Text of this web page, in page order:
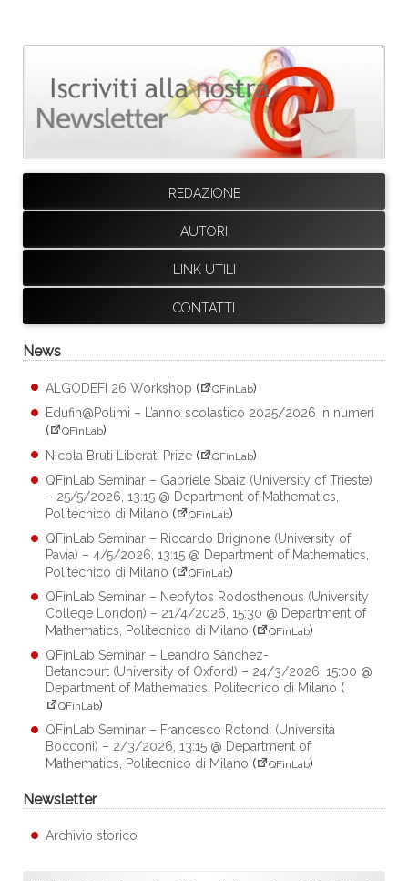
REDAZIONE
AUTORI
LINK UTILI
CONTATTI
News
ALGODEFI 26 Workshop ( QFinLab)
Edufin@Polimi – L’anno scolastico 2025/2026 in numeri
(
QFinLab)
Nicola Bruti Liberati Prize ( QFinLab)
QFinLab Seminar – Gabriele Sbaiz (University of Trieste)
– 25/5/2026, 13:15 @ Department of Mathematics,
Politecnico di Milano ( QFinLab)
QFinLab Seminar – Riccardo Brignone (University of
Pavia) – 4/5/2026, 13:15 @ Department of Mathematics,
Politecnico di Milano ( QFinLab)
QFinLab Seminar – Neofytos Rodosthenous (University
College London) – 21/4/2026, 15:30 @ Department of
Mathematics, Politecnico di Milano ( QFinLab)
QFinLab Seminar – Leandro Sánchez-
Betancourt (University of Oxford) – 24/3/2026, 15:00 @
Department of Mathematics, Politecnico di Milano (
QFinLab)
QFinLab Seminar – Francesco Rotondi (Università
Bocconi) – 2/3/2026, 13:15 @ Department of
Mathematics, Politecnico di Milano ( QFinLab)
Newsletter
Archivio storico